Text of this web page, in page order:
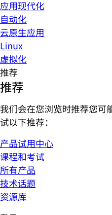
应用现代化
自动化
云原生应用
Linux
虚拟化
推荐
推荐
我们会在您浏览时推荐您可
试以下推荐：
产品试用中心
课程和考试
所有产品
技术话题
资源库